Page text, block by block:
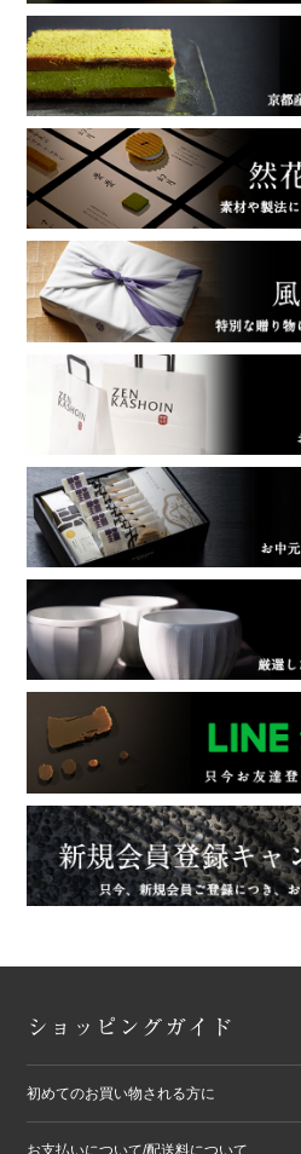
ショッピングガイド
初めてのお買い物される方に
お支払いについて/配送料について